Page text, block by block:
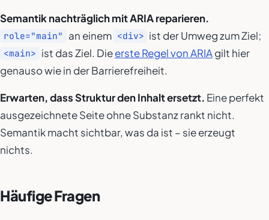
Semantik nachträglich mit ARIA reparieren.
role="main" an einem <div> ist der Umweg zum Ziel;
<main> ist das Ziel. Dieerste Regel von ARIAgilt hier
genauso wie in der Barrierefreiheit.
Erwarten, dass Struktur den Inhalt ersetzt. Eine perfekt
ausgezeichnete Seite ohne Substanz rankt nicht.
Semantik macht sichtbar, was da ist – sie erzeugt
nichts.
Häufige Fragen